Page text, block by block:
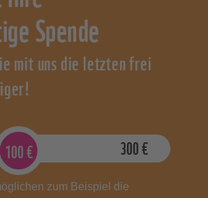
Spende
mit uns die letzten frei
100€ 300€
zum Beispiel die